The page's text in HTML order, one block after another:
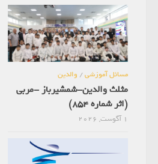
مسائل آموزشی/ والدین
مثلث والدین-شمشیرباز -مربی
(اثر شماره 854)
1 آگوست, 2026